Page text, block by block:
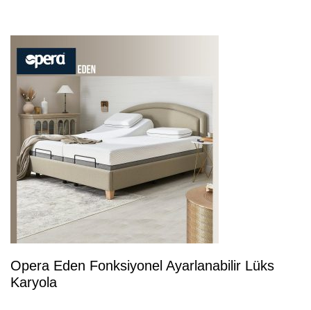
Opera Eden Fonksiyonel Ayarlanabilir Lüks
Karyola